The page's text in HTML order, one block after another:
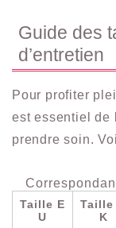
Guide des
d’entretien
Pour profiter
est essentiel de
prendre soin.
Taille E
U
Taille
K